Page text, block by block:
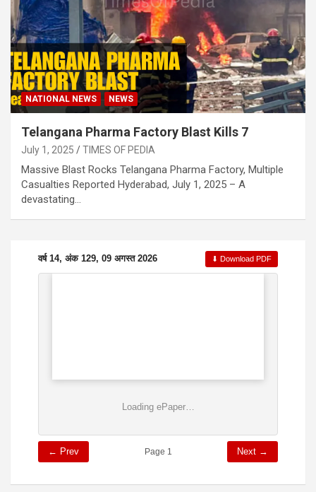
NATIONAL NEWS NEWS
Telangana Pharma Factory Blast Kills 7
July 1, 2025 TIMES OF PEDIA
Massive Blast Rocks Telangana Pharma Factory, Multiple
Casualties Reported Hyderabad, July 1, 2025 – A
devastating…
वर्ष 14, अंक 129, 09 अगस्त 2026 ⬇ Download PDF
Loading ePaper…
← Prev Page 1 Next →